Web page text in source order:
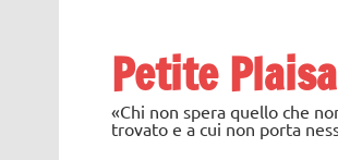
Petite
«Chi non spera quello che
trovato e a cui non porta